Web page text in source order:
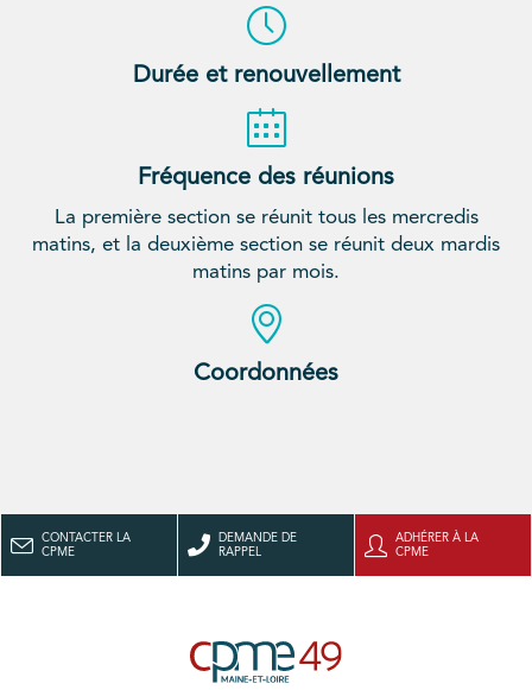
Durée et renouvellement
Fréquence des réunions
La première section se réunit tous les mercredis
matins, et la deuxième section se réunit deux mardis
matins par mois.
Coordonnées
CONTACTER LA
CPME
DEMANDE DE
RAPPEL
ADHÉRER À LA
CPME